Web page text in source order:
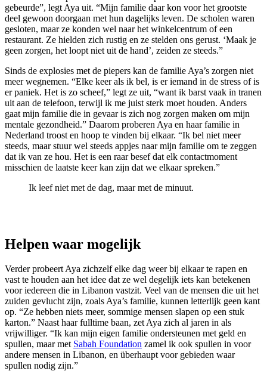
gebeurde”, legt Aya uit. “Mijn familie daar kon voor het grootste
deel gewoon doorgaan met hun dagelijks leven. De scholen waren
gesloten, maar ze konden wel naar het winkelcentrum of een
restaurant. Ze hielden zich rustig en ze stelden ons gerust. ‘Maak je
geen zorgen, het loopt niet uit de hand’, zeiden ze steeds.”
Sinds de explosies met de piepers kan de familie Aya’s zorgen niet
meer wegnemen. “Elke keer als ik bel, is er iemand in de stress of is
er paniek. Het is zo scheef,” legt ze uit, “want ik barst vaak in tranen
uit aan de telefoon, terwijl ik me juist sterk moet houden. Anders
gaat mijn familie die in gevaar is zich nog zorgen maken om mijn
mentale gezondheid.” Daarom proberen Aya en haar familie in
Nederland troost en hoop te vinden bij elkaar. “Ik bel niet meer
steeds, maar stuur wel steeds appjes naar mijn familie om te zeggen
dat ik van ze hou. Het is een raar besef dat elk contactmoment
misschien de laatste keer kan zijn dat we elkaar spreken.”
Ik leef niet met de dag, maar met de minuut.
Helpen waar mogelijk
Verder probeert Aya zichzelf elke dag weer bij elkaar te rapen en
vast te houden aan het idee dat ze wel degelijk iets kan betekenen
voor iedereen die in Libanon vastzit. Veel van de mensen die uit het
zuiden gevlucht zijn, zoals Aya’s familie, kunnen letterlijk geen kant
op. “Ze hebben niets meer, sommige mensen slapen op een stuk
karton.” Naast haar fulltime baan, zet Aya zich al jaren in als
vrijwilliger. “Ik kan mijn eigen familie ondersteunen met geld en
spullen, maar met Sabah Foundation zamel ik ook spullen in voor
andere mensen in Libanon, en überhaupt voor gebieden waar
spullen nodig zijn.”